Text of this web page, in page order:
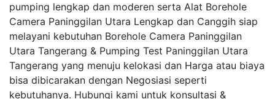
pumping lengkap dan moderen serta Alat Borehole
Camera Paninggilan Utara Lengkap dan Canggih siap
melayani kebutuhan Borehole Camera Paninggilan
Utara Tangerang & Pumping Test Paninggilan Utara
Tangerang yang menuju kelokasi dan Harga atau biaya
bisa dibicarakan dengan Negosiasi seperti
kebutuhanya. Hubungi kami untuk konsultasi &